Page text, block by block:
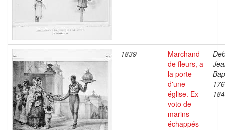
1839
Marchand
de fleurs, a
la porte
d'une
église. Ex-
voto de
marins
échappés